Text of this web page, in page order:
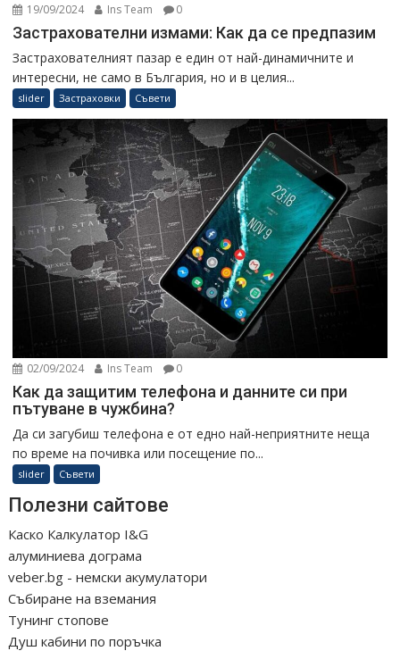
19/09/2024 Ins Team 0
Застрахователни измами: Как да се предпазим
Застрахователният пазар е един от най-динамичните и
интересни, не само в България, но и в целия...
slider Застраховки Съвети
02/09/2024 Ins Team 0
Как да защитим телефона и данните си при
пътуване в чужбина?
Да си загубиш телефона е от едно най-неприятните неща
по време на почивка или посещение по...
slider Съвети
Полезни сайтове
Каско Калкулатор I&G
алуминиева дограма
veber.bg - немски акумулатори
Събиране на вземания
Тунинг стопове
Душ кабини по поръчка